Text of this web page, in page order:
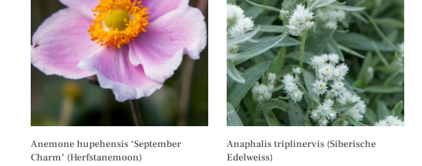
Anemone hupehensis ‘September
Charm’ (Herfstanemoon)
Anaphalis triplinervis (Siberische
Edelweiss)